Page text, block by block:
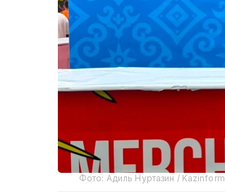
Фото: Адиль Нуртазин / Kazinform